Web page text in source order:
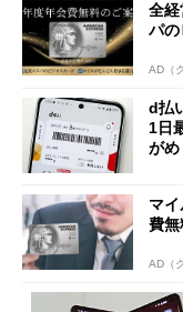
全経
パの
AD（
d払
1日
がめ
マ
費無
AD（